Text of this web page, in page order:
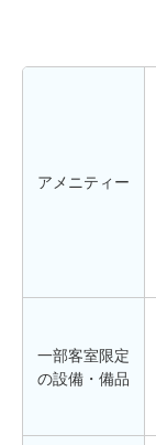
アメニティー
一部客室限定
の設備・備品